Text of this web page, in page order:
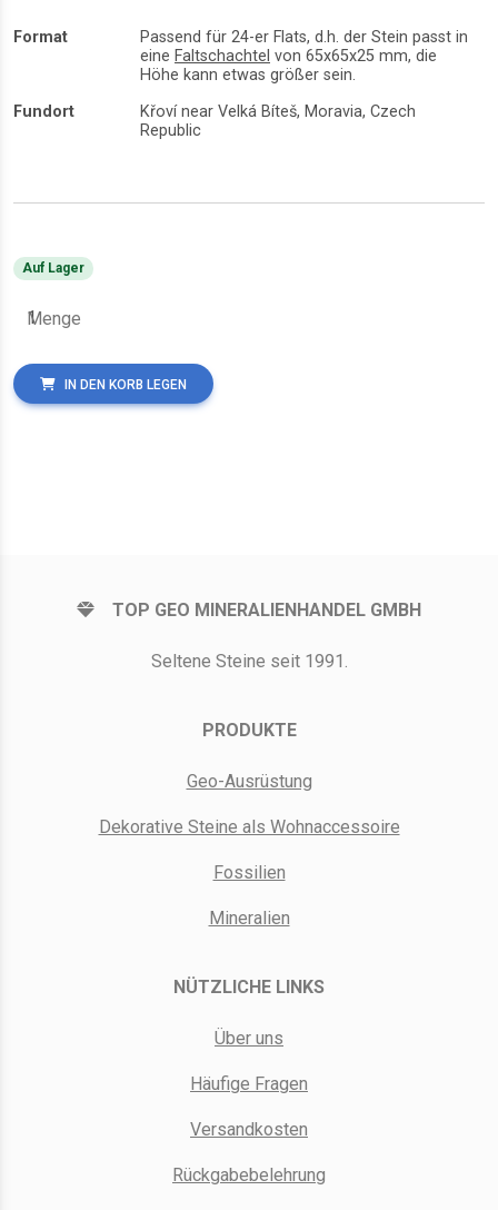
Format
Passend für 24-er Flats, d.h. der Stein passt in
eine Faltschachtel von 65x65x25 mm, die
Höhe kann etwas größer sein.
Fundort
Křoví near Velká Bíteš, Moravia, Czech
Republic
Auf Lager
Menge
IN DEN KORB LEGEN
TOP GEO MINERALIENHANDEL GMBH
Seltene Steine seit 1991.
PRODUKTE
Geo-Ausrüstung
Dekorative Steine als Wohnaccessoire
Fossilien
Mineralien
NÜTZLICHE LINKS
Über uns
Häufige Fragen
Versandkosten
Rückgabebelehrung